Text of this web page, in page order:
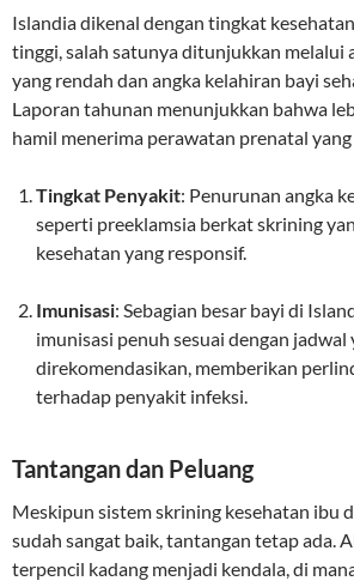
Islandia dikenal dengan tingkat
tinggi, salah satunya ditunjukkan melalui
yang rendah dan angka kelahiran bayi
Laporan tahunan menunjukkan bahwa
hamil menerima perawatan prenatal yang
Tingkat Penyakit: Penurunan angka
seperti preeklamsia berkat skrining
kesehatan yang responsif.
Imunisasi: Sebagian besar bayi di
imunisasi penuh sesuai dengan jadwal
direkomendasikan, memberikan
terhadap penyakit infeksi.
Tantangan dan Peluang
Meskipun sistem skrining kesehatan ibu
sudah sangat baik, tantangan tetap ada.
terpencil kadang menjadi kendala, di